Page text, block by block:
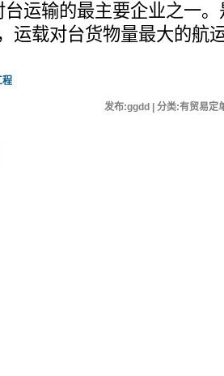
台运输的最主要企业之一
运载对台货物量最大的航
程
发布:ggdd | 分类:有贸易定